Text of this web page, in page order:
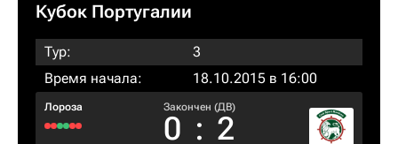
Кубок Португалии
Тур:
3
Время начала:
18.10.2015 в 16:00
Лороза Закончен (ДВ)
0 : 2